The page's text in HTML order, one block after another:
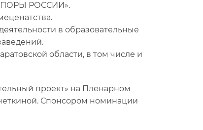
РОССИИ».
в образовательные
области, в том числе и
проект» на Пленарном
Спонсором номинации